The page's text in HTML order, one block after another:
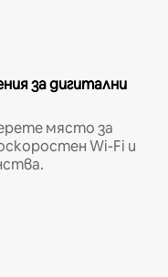
за дигитални
място за
Wi-Fi и